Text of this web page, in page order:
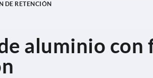
DE RETENCIÓN
aluminio con